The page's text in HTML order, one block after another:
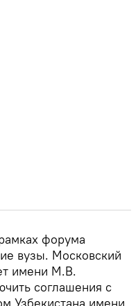
форума
вузы. Московский
имени М.В.
соглашения с
Узбекистана имени